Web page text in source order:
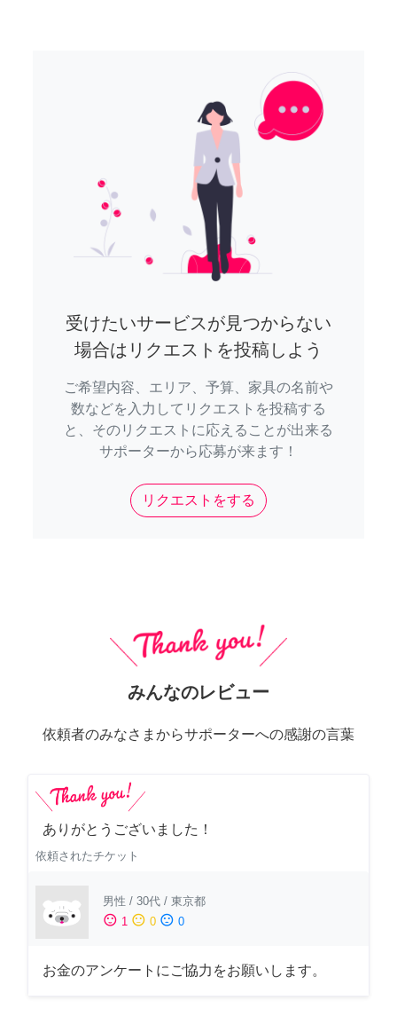
受けたいサービスが見つからない
場合はリクエストを投稿しよう
ご希望内容、エリア、予算、家具の名前や
数などを入力してリクエストを投稿する
と、そのリクエストに応えることが出来る
サポーターから応募が来ます！
リクエストをする
みんなのレビュー
依頼者のみなさまからサポーターへの感謝の言葉
ありがとうございました！
依頼されたチケット
男性 / 30代 / 東京都
sentiment_satisfied 1 sentiment_neutral 0 sentiment_dissatisfied 0
お金のアンケートにご協力をお願いします。